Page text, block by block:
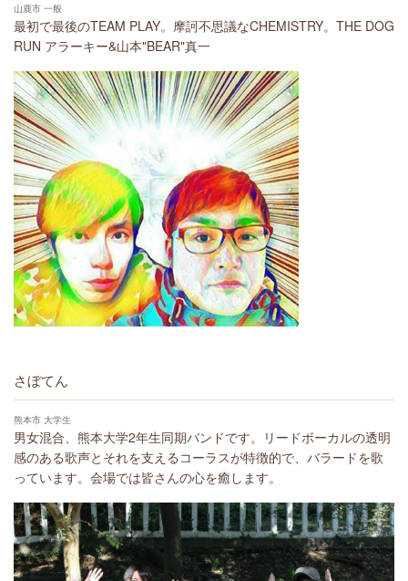
山鹿市 一般
最初で最後のTEAM PLAY。摩訶不思議なCHEMISTRY。THE DOG
RUN アラーキー&山本"BEAR"真一
さぼてん
熊本市 大学生
男女混合、熊本大学2年生同期バンドです。リードボーカルの透明
感のある歌声とそれを支えるコーラスが特徴的で、バラードを歌
っています。会場では皆さんの心を癒します。